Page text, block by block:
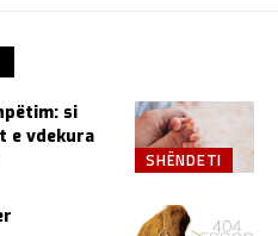
SHËNDETI
si
e vdekura